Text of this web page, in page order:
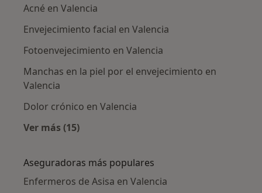
Acné en Valencia
Envejecimiento facial en Valencia
Fotoenvejecimiento en Valencia
Manchas en la piel por el envejecimiento en
Valencia
Dolor crónico en Valencia
Ver más (15)
Aseguradoras más populares
Enfermeros de Asisa en Valencia